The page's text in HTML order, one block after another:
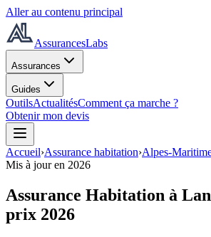
Aller au contenu principal
AssurancesLabs
Assurances
Guides
OutilsActualitésComment ça marche ?
Obtenir mon devis
Accueil›Assurance habitation›Alpes-
Mis à jour en 2026
Assurance Habitation à
prix 2026